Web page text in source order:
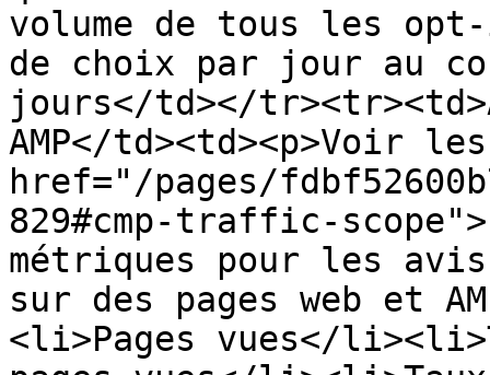
volume de tous les
de choix par jour au
jours</td></
AMP</td><td><p>Voir
href="/pages/
829#cmp-traffic-
métriques pour les
sur des pages web et
<li>Pages vues</